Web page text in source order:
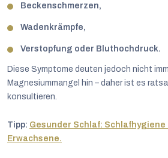
Beckenschmerzen,
Wadenkrämpfe,
Verstopfung oder Bluthochdruck.
Diese Symptome deuten jedoch nicht
Magnesiummangel hin – daher ist es
konsultieren.
Tipp: Gesunder Schlaf: Schlafhygiene
Erwachsene.